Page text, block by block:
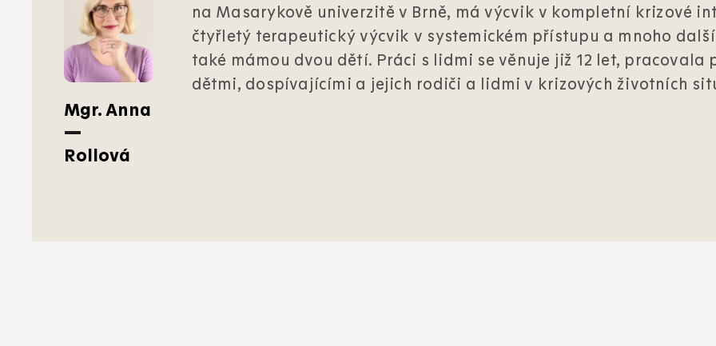
Mgr. Anna
Rollová
na Masarykově univerzitě v Brně, má výcvik v kompletní krizové
čtyřletý terapeutický výcvik v systemickém přístupu a mnoho
také mámou dvou dětí. Práci s lidmi se věnuje již 12 let, pracovala
dětmi, dospívajícími a jejich rodiči a lidmi v krizových životních